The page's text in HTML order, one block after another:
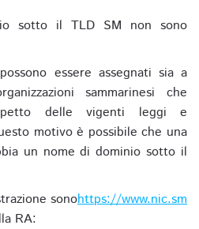
sotto il TLD SM non sono
essere assegnati sia a
sammarinesi che
delle vigenti leggi e
motivo è possibile che una
un nome di dominio sotto il
sono
RA:
https://www.nic.sm